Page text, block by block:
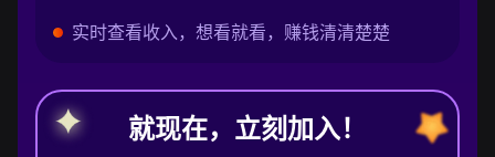
实时查看收入，想看就看，赚钱清清楚楚
就现在，立刻加入！